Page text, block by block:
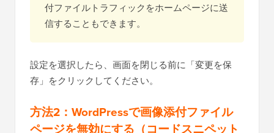
付ファイルトラフィックをホームページに送
信することもできます。
設定を選択したら、画面を閉じる前に「変更を保
存」をクリックしてください。
方法2：WordPressで画像添付ファイル
ページを無効にする（コードスニペット